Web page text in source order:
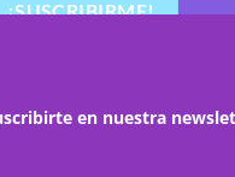
en nuestra